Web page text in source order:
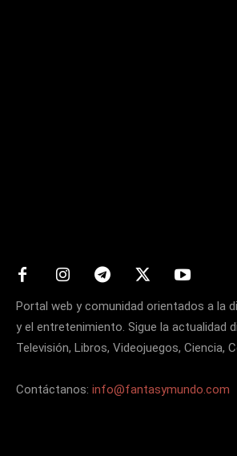
Portal web y comunidad orientados a la
y el entretenimiento. Sigue la actualidad
Televisión, Libros, Videojuegos, Ciencia,
Contáctanos: info@fantasymundo.com